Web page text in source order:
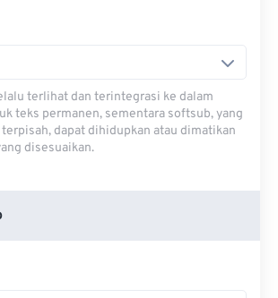
terlihat dan terintegrasi ke dalam
teks permanen, sementara softsub, yang
dapat dihidupkan atau dimatikan
disesuaikan.